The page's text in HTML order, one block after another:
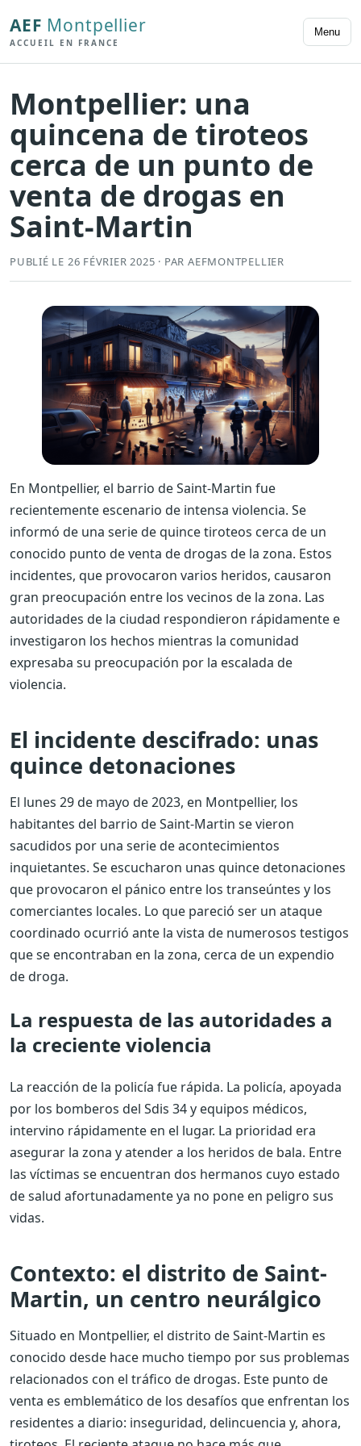
AEF Montpellier
ACCUEIL EN FRANCE
Menu
Montpellier: una
quincena de tiroteos
cerca de un punto de
venta de drogas en
Saint-Martin
PUBLIÉ LE 26 FÉVRIER 2025 · PAR AEFMONTPELLIER
En Montpellier, el barrio de Saint-Martin fue
recientemente escenario de intensa violencia. Se
informó de una serie de quince tiroteos cerca de un
conocido punto de venta de drogas de la zona. Estos
incidentes, que provocaron varios heridos, causaron
gran preocupación entre los vecinos de la zona. Las
autoridades de la ciudad respondieron rápidamente e
investigaron los hechos mientras la comunidad
expresaba su preocupación por la escalada de
violencia.
El incidente descifrado: unas
quince detonaciones
El lunes 29 de mayo de 2023, en Montpellier, los
habitantes del barrio de Saint-Martin se vieron
sacudidos por una serie de acontecimientos
inquietantes. Se escucharon unas quince detonaciones
que provocaron el pánico entre los transeúntes y los
comerciantes locales. Lo que pareció ser un ataque
coordinado ocurrió ante la vista de numerosos testigos
que se encontraban en la zona, cerca de un expendio
de droga.
La respuesta de las autoridades a
la creciente violencia
La reacción de la policía fue rápida. La policía, apoyada
por los bomberos del Sdis 34 y equipos médicos,
intervino rápidamente en el lugar. La prioridad era
asegurar la zona y atender a los heridos de bala. Entre
las víctimas se encuentran dos hermanos cuyo estado
de salud afortunadamente ya no pone en peligro sus
vidas.
Contexto: el distrito de Saint-
Martin, un centro neurálgico
Situado en Montpellier, el distrito de Saint-Martin es
conocido desde hace mucho tiempo por sus problemas
relacionados con el tráfico de drogas. Este punto de
venta es emblemático de los desafíos que enfrentan los
residentes a diario: inseguridad, delincuencia y, ahora,